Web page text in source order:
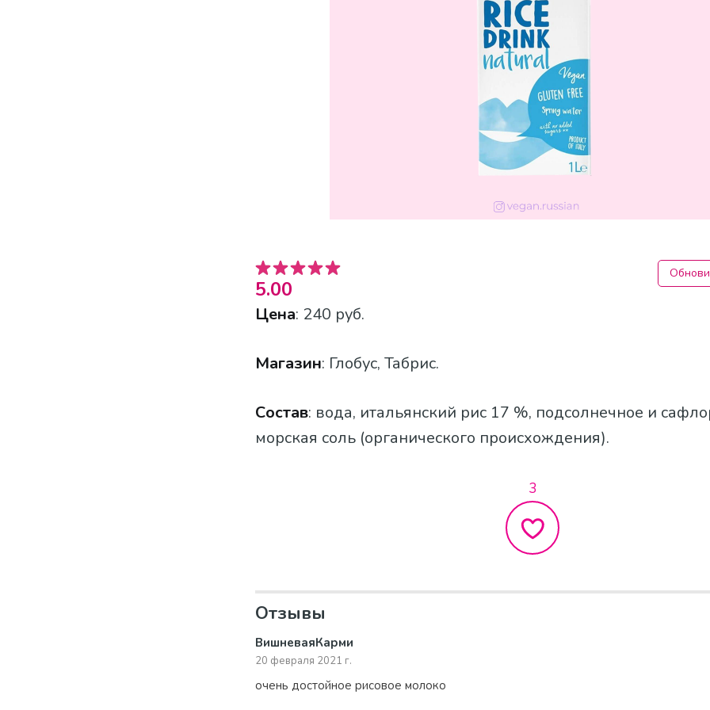
5.00
Цена: 240 руб.
Магазин: Глобус, Табрис.
Состав: вода, итальянский рис 17 %, подсолнечное и
морская соль (органического происхождения).
3
Отзывы
ВишневаяКарми
20 февраля 2021 г.
очень достойное рисовое молоко